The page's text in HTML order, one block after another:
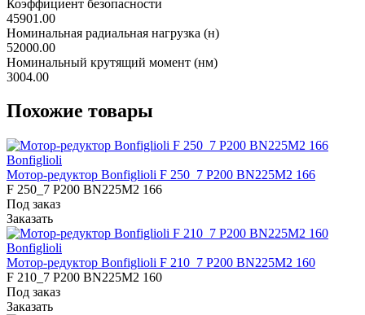
Коэффициент безопасности
45901.00
Номинальная радиальная нагрузка (н)
52000.00
Номинальный крутящий момент (нм)
3004.00
Похожие товары
Bonfiglioli
Мотор-редуктор Bonfiglioli F 250_7 P200 BN225M2 166
F 250_7 P200 BN225M2 166
Под заказ
Заказать
Bonfiglioli
Мотор-редуктор Bonfiglioli F 210_7 P200 BN225M2 160
F 210_7 P200 BN225M2 160
Под заказ
Заказать